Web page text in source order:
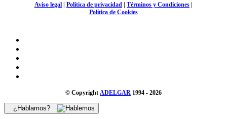
Aviso legal | Política de privacidad | Términos y Condiciones |
Política de Cookies
© Copyright ADELGAR 1994 - 2026
¿Hablamos?